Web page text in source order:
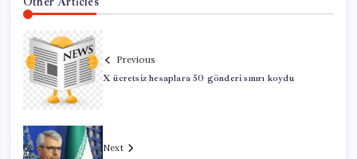
Previous
X ücretsiz hesaplara 50 gönderi sınırı koydu
Next